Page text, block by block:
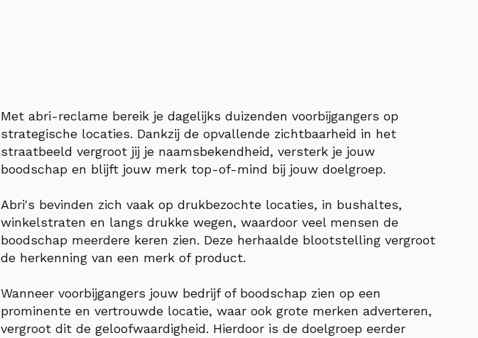
Met abri-reclame bereik je dagelijks duizenden voorbijgangers op
strategische locaties. Dankzij de opvallende zichtbaarheid in het
straatbeeld vergroot jij je naamsbekendheid, versterk je jouw
boodschap en blijft jouw merk top-of-mind bij jouw doelgroep.
Abri's bevinden zich vaak op drukbezochte locaties, in bushaltes,
winkelstraten en langs drukke wegen, waardoor veel mensen de
boodschap meerdere keren zien. Deze herhaalde blootstelling vergroot
de herkenning van een merk of product.
Wanneer voorbijgangers jouw bedrijf of boodschap zien op een
prominente en vertrouwde locatie, waar ook grote merken adverteren,
vergroot dit de geloofwaardigheid. Hierdoor is de doelgroep eerder